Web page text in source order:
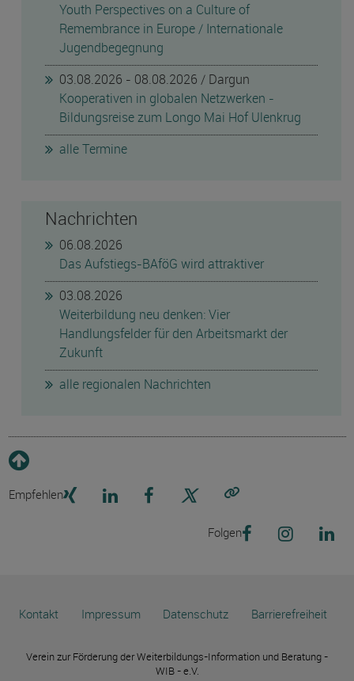
Youth Perspectives on a Culture of
Remembrance in Europe / Internationale
Jugendbegegnung
03.08.2026 - 08.08.2026 / Dargun
Kooperativen in globalen Netzwerken -
Bildungsreise zum Longo Mai Hof Ulenkrug
alle Termine
Nachrichten
06.08.2026
Das Aufstiegs-BAföG wird attraktiver
03.08.2026
Weiterbildung neu denken: Vier
Handlungsfelder für den Arbeitsmarkt der
Zukunft
alle regionalen Nachrichten
Empfehlen
Folgen
Kontakt Impressum Datenschutz Barrierefreiheit
Verein zur Förderung der Weiterbildungs-Information und Beratung -
WIB - e.V.